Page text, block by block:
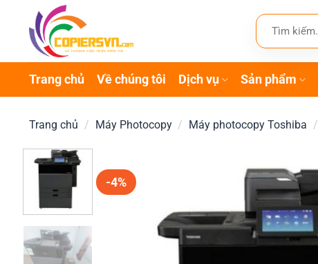
dung
Tìm
kiếm:
Trang chủ Về chúng tôi Dịch vụ Sản phẩm
Trang chủ / Máy Photocopy / Máy photocopy Toshiba /
-4%